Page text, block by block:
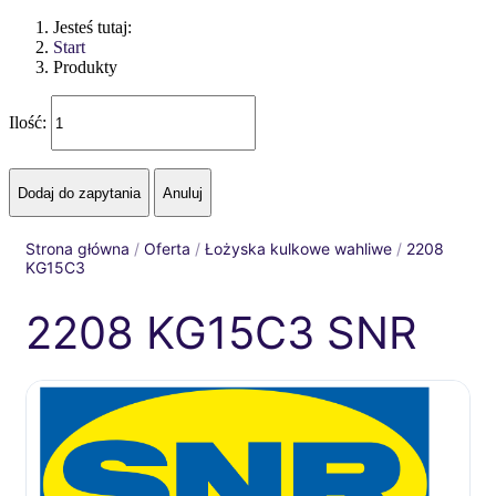
Jesteś tutaj:
Start
Produkty
Ilość:
Strona główna / Oferta / Łożyska kulkowe wahliwe / 2208
KG15C3
2208 KG15C3 SNR